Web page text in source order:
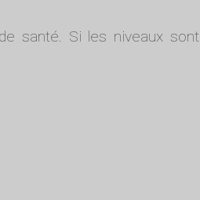
santé. Si les niveaux sont